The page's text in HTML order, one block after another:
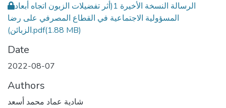
الرسالة النسخة الأخيرة 1(أثر تفضيلات الزبون اتجاه أبعاد
المسؤولية الاجتماعية في القطاع المصرفي على رضا
الزبائن).pdf(1.88 MB)
Date
2022-08-07
Authors
شادية عماد محمد أسعد